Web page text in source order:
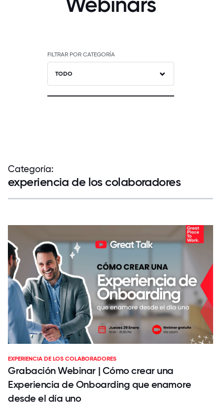
FILTRAR POR CATEGORÍA
TODO
Categoría:
experiencia de los colaboradores
EXPERIENCIA DE LOS COLABORADORES
Grabación Webinar | Cómo crear una
Experiencia de Onboarding que enamore
desde el día uno